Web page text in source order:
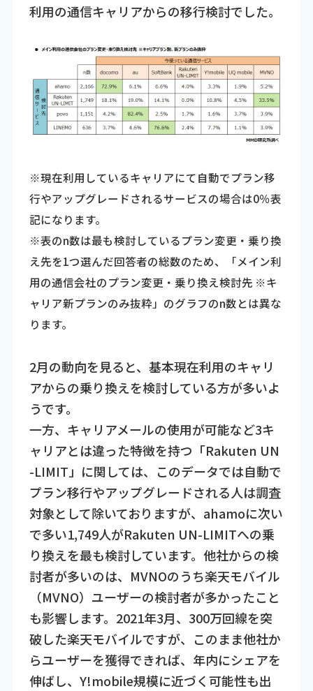
利用の通信キャリアからの移行検討でした。
※現在利用しているキャリアにて自動でプラン移
行やアップグレードされるサービスの場合は0％表
記になります。
※表のn数は最も検討しているプラン変更・乗り換
え先を1つ選んだ回答者の総数のため、「メイン利
用の通信会社のプラン変更・乗り換え検討先 ※キ
ャリア新プランのみ抜粋」のグラフのn数とは異な
ります。
2月の動向を見ると、基本現在利用のキャリ
アからの乗り換えを検討している方が多いよ
うです。
一方、キャリアメールの使用が可能など3キ
ャリアとは違った特徴を持つ「Rakuten UN
-LIMIT」に関しては、このデータでは自動で
プラン移行やアップグレードされる人は調査
対象として除いておりますが、ahamoに次い
で多い1,749人がRakuten UN-LIMITへの乗
り換えを最も検討しています。他社からの検
討者が多いのは、MVNOのうち楽天モバイル
（MVNO）ユーザーの検討者が多かったこと
も影響します。2021年3月、300万回線を突
破した楽天モバイルですが、このまま他社か
らユーザーを獲得できれば、年内にシェアを
伸ばし、Y!mobile規模に近づく可能性も出